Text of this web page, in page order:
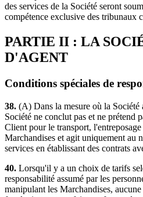
des services de la Société seront
compétence exclusive des tribunaux
PARTIE II : LA
D'AGENT
Conditions spéciales de
38. (A) Dans la mesure où la Société
Société ne conclut pas et ne prétend
Client pour le transport,
Marchandises et agit uniquement au
services en établissant des contrats
40. Lorsqu'il y a un choix de tarifs
responsabilité assumé par les
manipulant les Marchandises,